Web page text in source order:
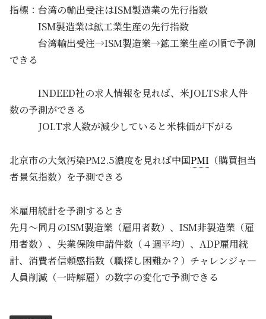
指標：台湾の輸出受注はISM製造業の先行指数
ISM製造業は鉱工業生産の先行指数
台湾輸出受注→ISM製造業→鉱工業生産の順で予測
できる
INDEED社の求人情報を見れば、米JOLTS求人件
数の予測ができる
JOLT求人数が減少していると米株価が下がる
北京市の大気汚染PM2.5濃度を見れば中国PMI （購買担当
者景気指数）を予測できる
米雇用統計を予測するとき
先月～同月のISM製造業（雇用者数）、ISM非製造業（雇
用者数）、失業保険申請件数（４週平均）、ADP雇用統
計、消費者信頼感指数（職探し困難か？）チャレンジャ―
人員削減（一時解雇）の数字の変化で予測できる